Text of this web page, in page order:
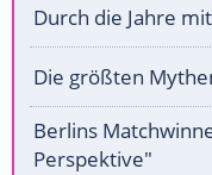
Durch die Jahre
Die größten
Berlins
Perspektive"